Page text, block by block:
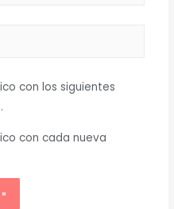
con los siguientes
con cada nueva